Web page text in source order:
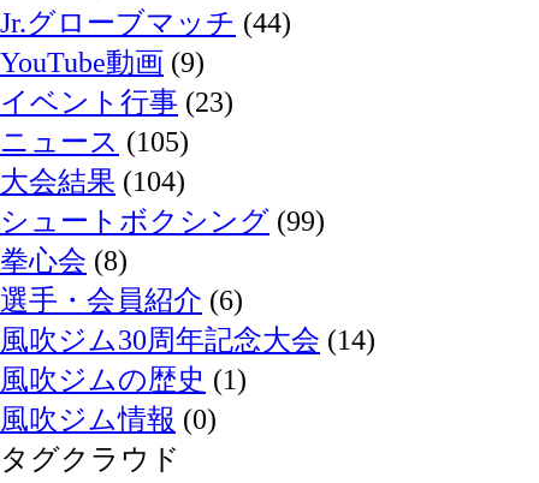
Jr.グローブマッチ (44)
YouTube動画 (9)
イベント行事 (23)
ニュース (105)
大会結果 (104)
シュートボクシング (99)
拳心会 (8)
選手・会員紹介 (6)
風吹ジム30周年記念大会 (14)
風吹ジムの歴史 (1)
風吹ジム情報 (0)
タグクラウド